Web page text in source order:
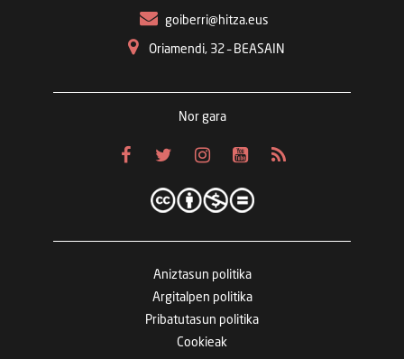
goiberri@hitza.eus
Oriamendi, 32 – BEASAIN
Nor gara
Aniztasun politika
Argitalpen politika
Pribatutasun politika
Cookieak